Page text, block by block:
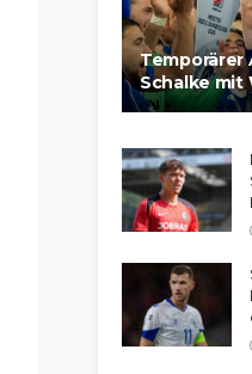
Temporärer
Schalke mit